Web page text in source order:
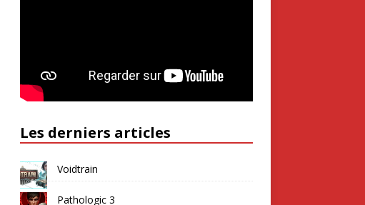
Les derniers articles
Voidtrain
Pathologic 3